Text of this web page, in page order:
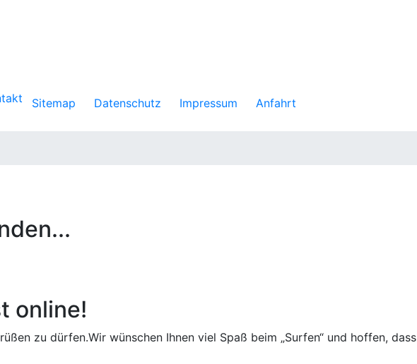
Sitemap Datenschutz Impressum Anfahrt
online!
zu dürfen.Wir wünschen Ihnen viel Spaß beim „Surfen“ und hoffen,